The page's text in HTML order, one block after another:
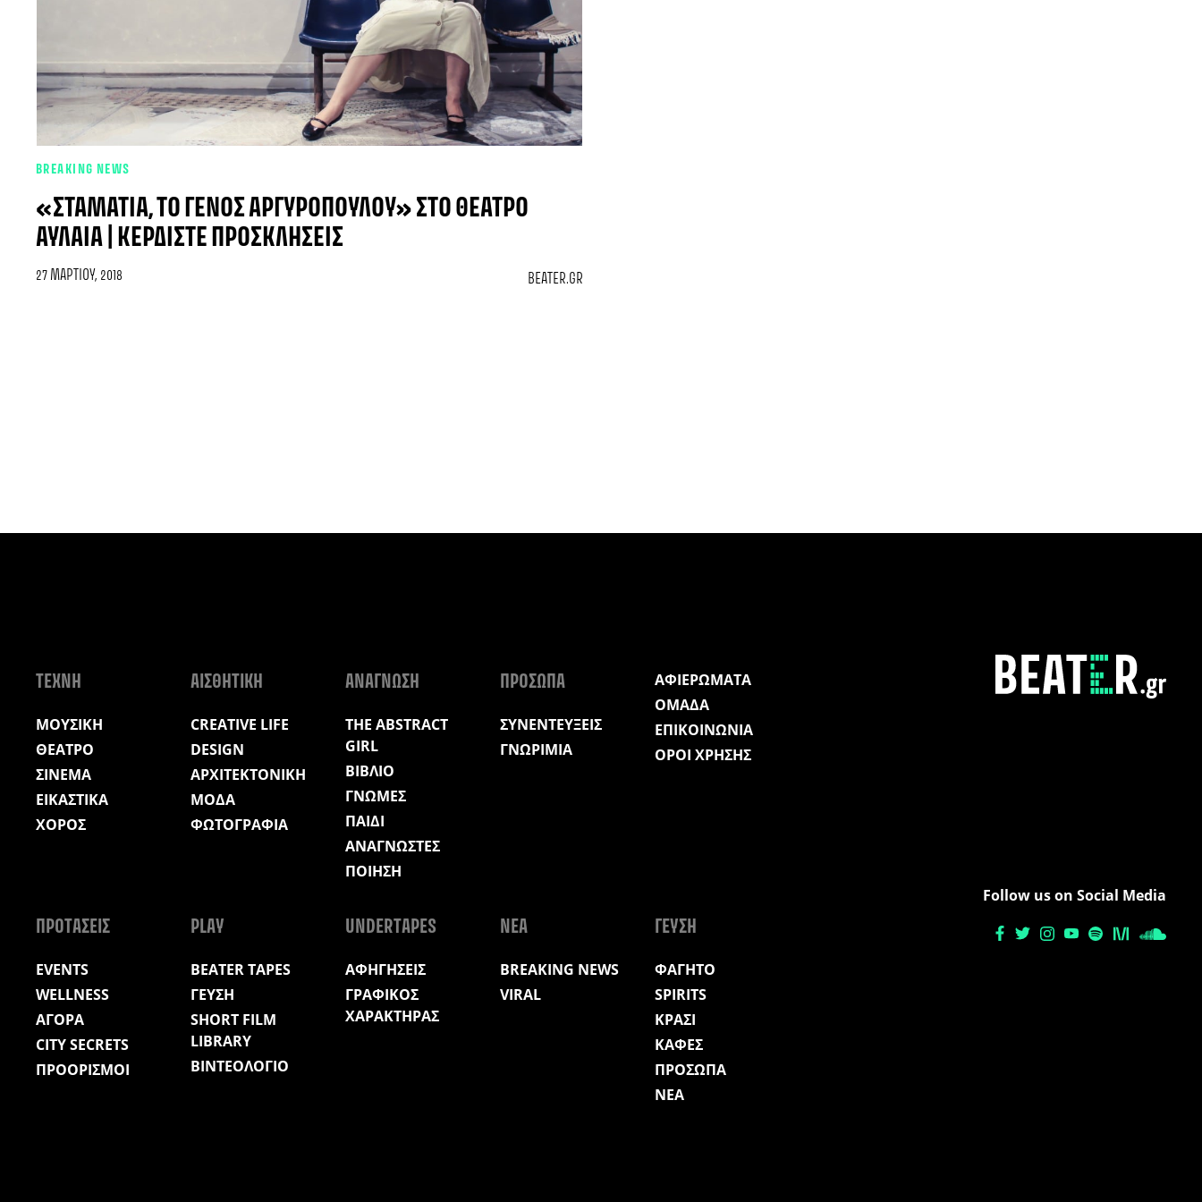
BREAKING NEWS
«ΣΤΑΜΑΤΊΑ, ΤΟ ΓΈΝΟΣ ΑΡΓΥΡΟΠΟΎΛΟΥ» ΣΤΟ ΘΈΑΤΡΟ
ΑΥΛΑΊΑ | ΚΕΡΔΊΣΤΕ ΠΡΟΣΚΛΉΣΕΙΣ
27 ΜΑΡΤΊΟΥ, 2018 BEATER.GR
ΤΕΧΝΗ
ΜΟΥΣΙΚΗ
ΘΕΑΤΡΟ
ΣΙΝΕΜΑ
ΕΙΚΑΣΤΙΚΑ
ΧΟΡΟΣ
ΑΙΣΘΗΤΙΚΗ
CREATIVE LIFE
DESIGN
ΑΡΧΙΤΕΚΤΟΝΙΚΗ
ΜΟΔΑ
ΦΩΤΟΓΡΑΦΙΑ
ΑΝΑΓΝΩΣΗ
THE ABSTRACT
GIRL
ΒΙΒΛΙΟ
ΓΝΩΜΕΣ
ΠΑΙΔΙ
ΑΝΑΓΝΩΣΤΕΣ
ΠΟΙΗΣΗ
ΠΡΟΣΩΠΑ
ΣΥΝΕΝΤΕΥΞΕΙΣ
ΓΝΩΡΙΜΙΑ
ΑΦΙΕΡΩΜΑΤΑ
ΟΜΑΔΑ
ΕΠΙΚΟΙΝΩΝΙΑ
ΟΡΟΙ ΧΡΗΣΗΣ
ΠΡΟΤΑΣΕΙΣ
EVENTS
WELLNESS
ΑΓΟΡΑ
CITY SECRETS
ΠΡΟΟΡΙΣΜΟΙ
PLAY
BEATER TAPES
ΓΕΥΣΗ
SHORT FILM
LIBRARY
ΒΙΝΤΕΟΛΟΓΙΟ
UNDERTAPES
ΑΦΗΓΗΣΕΙΣ
ΓΡΑΦΙΚΟΣ
ΧΑΡΑΚΤΗΡΑΣ
ΝΕΑ
BREAKING NEWS
VIRAL
ΓΕΥΣΗ
ΦΑΓΗΤΟ
SPIRITS
ΚΡΑΣΙ
ΚΑΦΕΣ
ΠΡΟΣΩΠΑ
ΝΕΑ
Follow us on Social Media